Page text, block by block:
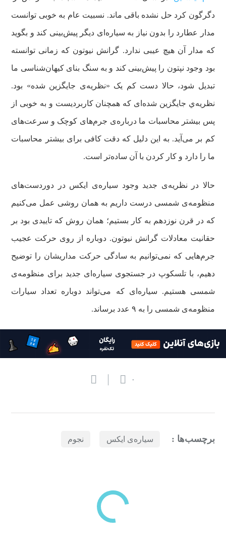
دگرگون کرد حل نشده باقی ماند. نسبیت عام به خوبی توانست
مدار عطارد را بدون نیاز به سیاره‌ای دیگر پیش‌بینی کند و بگوید
که مدار آن هیچ عیبی ندارد. گرانش نیوتون که زمانی توانسته
بود وجود نپتون را پیش‌بینی کند و به سنگ بنای کیهان‌شناسی ما
تبدیل شود، حالا دست کم یک «نظریه‌ی جایگزین شده» بود.
نظریه‌ي جایگزین شده‌ای که همچنان کاربردیست و به خوبی از
پس بیشتر محاسبات ما درباره‌ی جرم‌های کوچک و سرعت‌های
کم بر می‌آید. به این دلیل که دقت کافی برای بیشتر محاسبات
ما را دارد و کار کردن با آن ساده‌تر است.
حالا در نظریه‌ی جدید وجود سیاره‌ی ایکس در دوردست‌های
منظومه‌ی شمسی درست داریم به همان روشی عمل می‌کنیم
که در قرن نوزدهم به کار بستیم؛ همان روش که تاییدی بود بر
حقانیت معادلات گرانش نیوتون. دوباره از روی حرکت عجیب
جرم‌هایی که نمی‌توانیم به سادگی حرکت مداریشان را توضیح
دهیم، با تلسکوپ در جستجوی سیاره‌ای جدید برای منظومه‌ی
شمسی هستیم. سیاره‌ای که می‌تواند دوباره تعداد سیارات
منظومه‌ی شمسی را به ۹ عدد برساند.
۰
برچسب‌ها : سیاره‌ی ایکس نجوم